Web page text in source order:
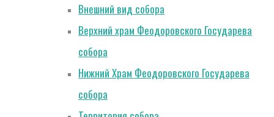
Внешний вид собора
Верхний храм Феодоровского Государева
собора
Нижний Храм Феодоровского Государева
собора